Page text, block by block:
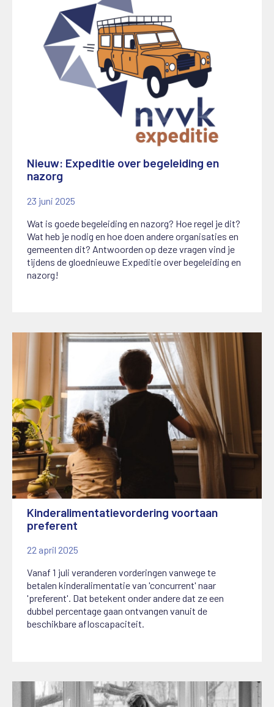
Nieuw: Expeditie over begeleiding en
nazorg
23 juni 2025
Wat is goede begeleiding en nazorg? Hoe regel je dit?
Wat heb je nodig en hoe doen andere organisaties en
gemeenten dit? Antwoorden op deze vragen vind je
tijdens de gloednieuwe Expeditie over begeleiding en
nazorg!
Kinderalimentatievordering voortaan
preferent
22 april 2025
Vanaf 1 juli veranderen vorderingen vanwege te
betalen kinderalimentatie van 'concurrent' naar
'preferent'. Dat betekent onder andere dat ze een
dubbel percentage gaan ontvangen vanuit de
beschikbare afloscapaciteit.